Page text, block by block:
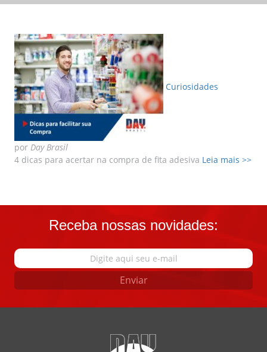
LER MAIS
Curiosidades
por Day Brasil
4 dicas para acertar na compra de fita adesiva Leia mais >>
Receba nossas novidades:
Enviar